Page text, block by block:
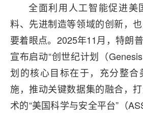
全面利用人工智能促进美
料、先进制造等领域的创新，
要着眼点。2025年11月，特朗
宣布启动“创世纪计划（
划的核心目标在于，充分整合
施，推动关键数据集的融合，
术的“美国科学与安全平台”（